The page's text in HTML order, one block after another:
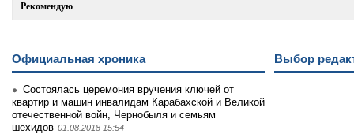
Рекомендую
Официальная хроника
Состоялась церемония вручения ключей от
квартир и машин инвалидам Карабахской и Великой
отечественной войн, Чернобыля и семьям
шехидов 01.08.2018 15:54
Выбор